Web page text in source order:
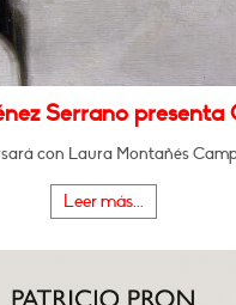
Serrano presenta
con Laura Montañés
Leer más...